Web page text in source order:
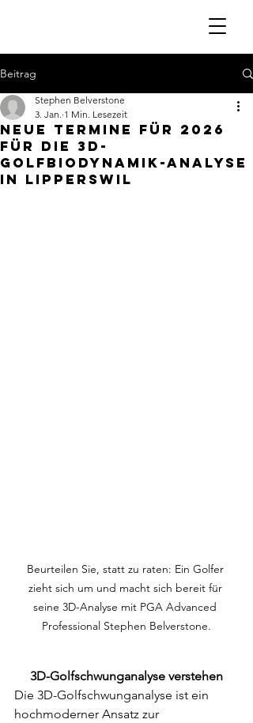
Beitrag
Neue Termine für 2026
für die 3D-
Golfbiodynamik-Analyse
in Lipperswil
Stephen Belverstone
3. Jan. 1 Min. Lesezeit
Beurteilen Sie, statt zu raten: Ein Golfer
zieht sich um und macht sich bereit für
seine 3D-Analyse mit PGA Advanced
Professional Stephen Belverstone.
3D-Golfschwunganalyse verstehen
Die 3D-Golfschwunganalyse ist ein
hochmoderner Ansatz zur